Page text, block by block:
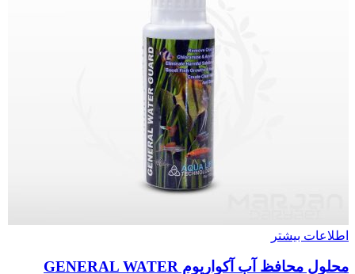
اطلاعات بیشتر
محلول محافظ آب آکواریوم GENERAL WATER